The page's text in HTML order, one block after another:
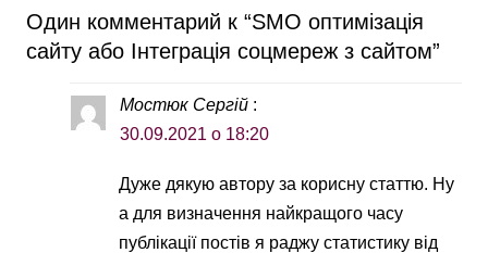
Один комментарий к “SMO оптимізація
сайту або Інтеграція соцмереж з сайтом”
Мостюк Сергій :
30.09.2021 о 18:20
Дуже дякую автору за корисну статтю. Ну
а для визначення найкращого часу
публікації постів я раджу статистику від